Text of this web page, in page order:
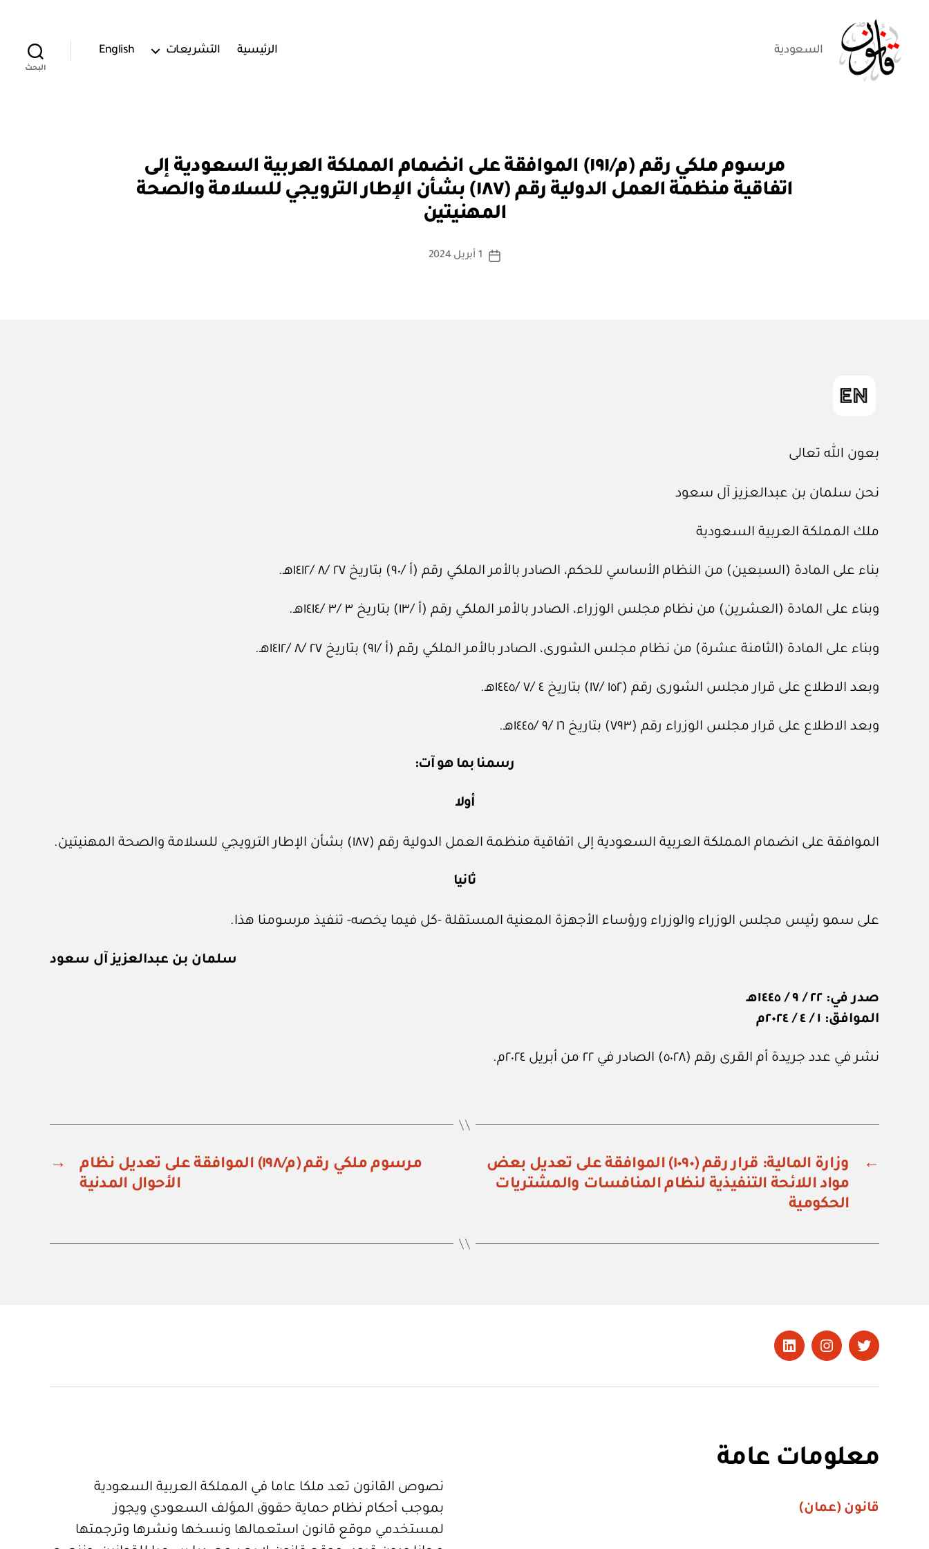
السعودية الرئيسية التشريعات English
البحث
التصنيفات
مرسوم ملكي رقم (م/١٩١) الموافقة على انضمام المملكة العربية السعودية إلى
اتفاقية منظمة العمل الدولية رقم (١٨٧) بشأن الإطار الترويجي للسلامة والصحة
المهنيتين
كاتب
بو
س
ة
تاريخ
1 أبريل 2024
بعون الله تعالى
نحن سلمان بن عبدالعزيز آل سعود
ملك المملكة العربية السعودية
بناء على المادة (السبعين) من النظام الأساسي للحكم، الصادر بالأمر الملكي رقم (أ /٩٠) بتاريخ ٢٧ /٨ /١٤١٢هـ.
وبناء على المادة (العشرين) من نظام مجلس الوزراء، الصادر بالأمر الملكي رقم (أ /١٣) بتاريخ ٣ /٣ /١٤١٤هـ.
وبناء على المادة (الثامنة عشرة) من نظام مجلس الشورى، الصادر بالأمر الملكي رقم (أ /٩١) بتاريخ ٢٧ /٨ /١٤١٢هـ.
وبعد الاطلاع على قرار مجلس الشورى رقم (١٥٢ /١٧) بتاريخ ٤ /٧ /١٤٤٥هـ.
وبعد الاطلاع على قرار مجلس الوزراء رقم (٧٩٣) بتاريخ ١٦ /٩ /١٤٤٥هـ.
رسمنا بما هو آت:
أولا
الموافقة على انضمام المملكة العربية السعودية إلى اتفاقية منظمة العمل الدولية رقم (١٨٧) بشأن الإطار الترويجي للسلامة والصحة المهنيتين.
ثانيا
على سمو رئيس مجلس الوزراء والوزراء ورؤساء الأجهزة المعنية المستقلة -كل فيما يخصه- تنفيذ مرسومنا هذا.
سلمان بن عبدالعزيز آل سعود
صدر في: ٢٢ / ٩ / ١٤٤٥هـ
الموافق: ١ / ٤ / ٢٠٢٤م
نشر في عدد جريدة أم القرى رقم (٥٠٢٨) الصادر في ٢٢ من أبريل ٢٠٢٤م.
←
وزارة المالية: قرار رقم (١٠٩٠) الموافقة على تعديل بعض
مواد اللائحة التنفيذية لنظام المنافسات والمشتريات
الحكومية
→
مرسوم ملكي رقم (م/١٩٨) الموافقة على تعديل نظام
الأحوال المدنية
تويتر Instagram
LinkedIn
معلومات عامة
قانون (عمان)
نصوص القانون تعد ملكا عاما في المملكة العربية السعودية
بموجب أحكام نظام حماية حقوق المؤلف السعودي ويجوز
لمستخدمي موقع قانون استعمالها ونسخها ونشرها وترجمتها